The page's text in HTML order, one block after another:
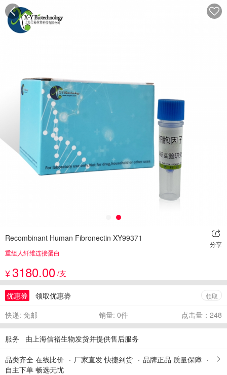
Recombinant Human Fibronectin XY99371
分享
重组人纤维连接蛋白
¥3180.00 /支
优惠券 领取优惠劵 领取
快递: 免邮 销量: 0件 点击量：248
服务 由上海信裕生物发货并提供售后服务
品类齐全 在线比价 厂家直发 快捷到货
品牌正品 质量保障
自主下单 畅选无忧